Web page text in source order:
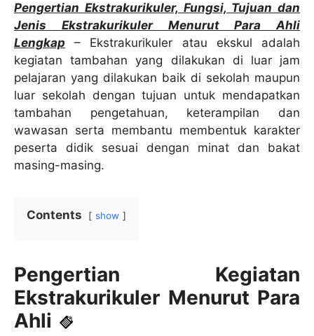
Pengertian Ekstrakurikuler, Fungsi, Tujuan dan
Jenis Ekstrakurikuler Menurut Para Ahli
Lengkap – Ekstrakurikuler atau ekskul adalah
kegiatan tambahan yang dilakukan di luar jam
pelajaran yang dilakukan baik di sekolah maupun
luar sekolah dengan tujuan untuk mendapatkan
tambahan pengetahuan, keterampilan dan
wawasan serta membantu membentuk karakter
peserta didik sesuai dengan minat dan bakat
masing-masing.
Contents show
Pengertian Kegiatan
Ekstrakurikuler Menurut Para
Ahli